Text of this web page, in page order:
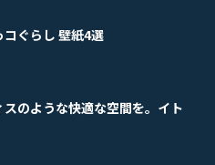
ぐらし 壁紙4選
のような快適な空間を。イト